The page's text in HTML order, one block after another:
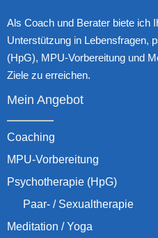
Als Coach und Berater biete ich
Unterstützung in Lebensfragen,
(HpG), MPU-Vorbereitung und
Ziele zu erreichen.
Mein Angebot
Coaching
MPU-Vorbereitung
Psychotherapie (HpG)
Paar- / Sexualtherapie
Meditation / Yoga